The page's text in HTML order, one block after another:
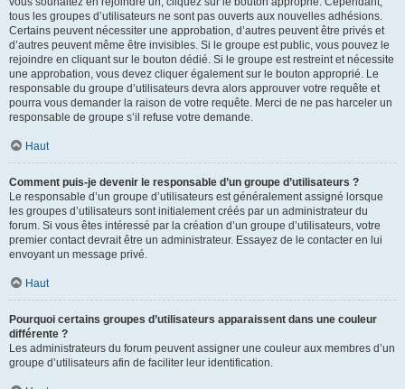
tous les groupes d’utilisateurs ne sont pas ouverts aux nouvelles adhésions.
Certains peuvent nécessiter une approbation, d’autres peuvent être privés et
d’autres peuvent même être invisibles. Si le groupe est public, vous pouvez le
rejoindre en cliquant sur le bouton dédié. Si le groupe est restreint et nécessite
une approbation, vous devez cliquer également sur le bouton approprié. Le
responsable du groupe d’utilisateurs devra alors approuver votre requête et
pourra vous demander la raison de votre requête. Merci de ne pas harceler un
responsable de groupe s’il refuse votre demande.
Haut
Comment puis-je devenir le responsable d’un groupe d’utilisateurs ?
Le responsable d’un groupe d’utilisateurs est généralement assigné lorsque
les groupes d’utilisateurs sont initialement créés par un administrateur du
forum. Si vous êtes intéressé par la création d’un groupe d’utilisateurs, votre
premier contact devrait être un administrateur. Essayez de le contacter en lui
envoyant un message privé.
Haut
Pourquoi certains groupes d’utilisateurs apparaissent dans une couleur
différente ?
Les administrateurs du forum peuvent assigner une couleur aux membres d’un
groupe d’utilisateurs afin de faciliter leur identification.